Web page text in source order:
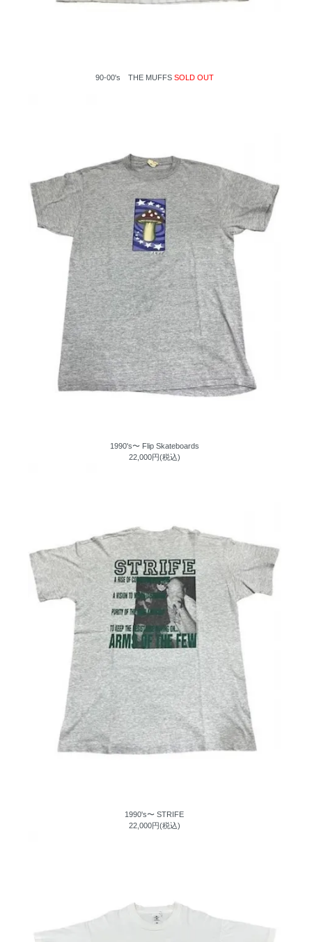
90-00's THE MUFFS SOLD OUT
1990's〜 Flip Skateboards
22,000円(税込)
1990's〜 STRIFE
22,000円(税込)